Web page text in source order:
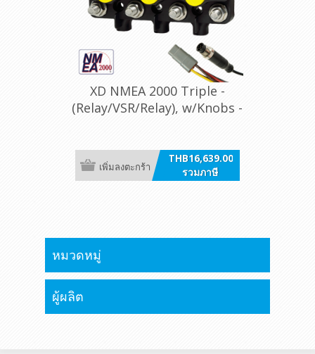
XD NMEA 2000 Triple -
(Relay/VSR/Relay), w/Knobs -
THB16,639.00
รวมภาษี
เพิ่มลงตะกร้า
หมวดหมู่
ผู้ผลิต